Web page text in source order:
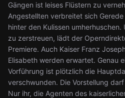
Gängen ist leises Flüstern zu
Angestellten verbreitet sich
hinter den Kulissen
zu zerstreuen, lädt der
Premiere. Auch Kaiser Franz
Elisabeth werden erwartet. Genau
Vorführung ist plötzlich die
verschwunden. Die Vorstellung
Nur ihr, die Agenten des